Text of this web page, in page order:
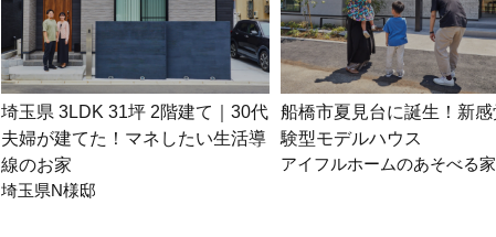
埼玉県 3LDK 31坪 2階建て｜30代
夫婦が建てた！マネしたい生活導
線のお家
埼玉県N様邸
船橋市夏見台に誕生！新
験型モデルハウス
アイフルホームのあそべる家